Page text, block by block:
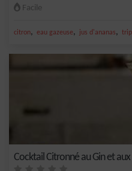
Facile
citron, eau gazeuse, jus d'ananas,
Cocktail Citronné au Gin et